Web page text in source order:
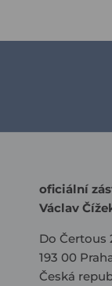
oficiální
Václav
Do Čertous
193 00
Česká